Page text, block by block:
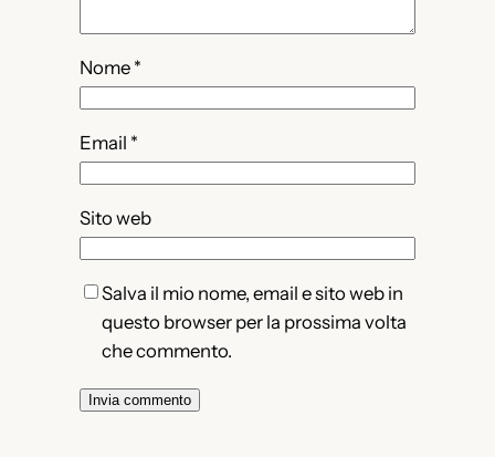
Nome *
Email *
Sito web
Salva il mio nome, email e sito web in
questo browser per la prossima volta
che commento.